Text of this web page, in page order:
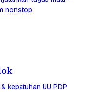
nonstop.
kepatuhan UU PDP